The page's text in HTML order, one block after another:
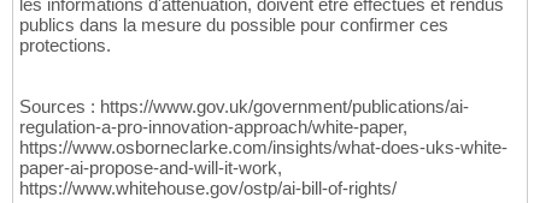
les informations d'atténuation, doivent être effectués et rendus
publics dans la mesure du possible pour confirmer ces
protections.
Sources : https://www.gov.uk/government/publications/ai-
regulation-a-pro-innovation-approach/white-paper,
https://www.osborneclarke.com/insights/what-does-uks-white-
paper-ai-propose-and-will-it-work,
https://www.whitehouse.gov/ostp/ai-bill-of-rights/